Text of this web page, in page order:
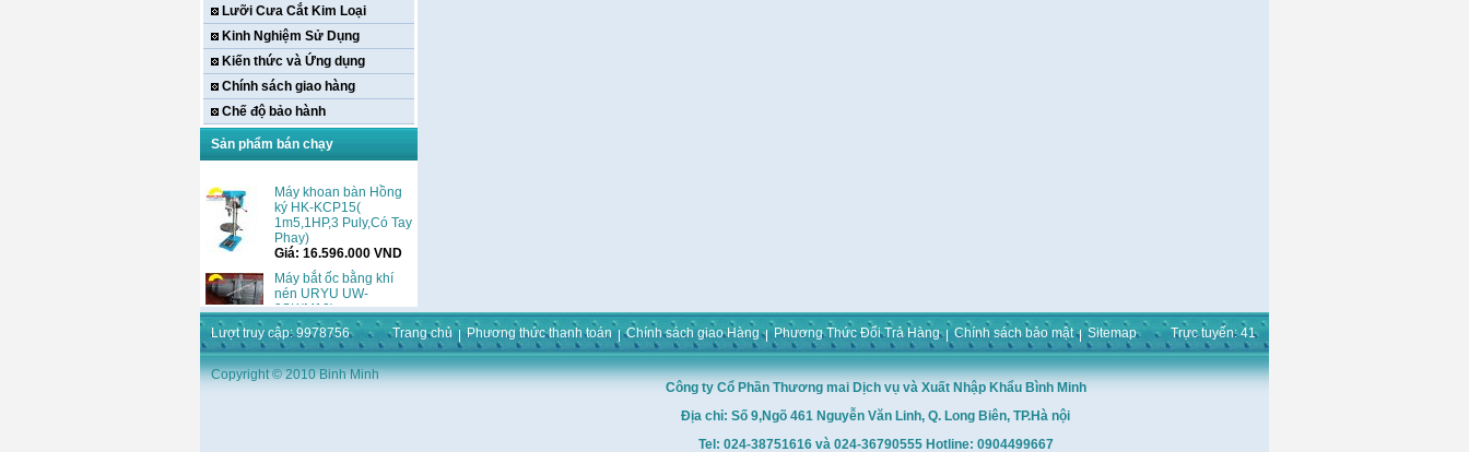
Lưỡi Cưa Cắt Kim Loại
Kinh Nghiệm Sử Dụng
Kiến thức và Ứng dụng
Chính sách giao hàng
Chế độ bảo hành
Sản phẩm bán chạy
Máy khoan bàn Hồng
ký HK-KCP15(
1m5,1HP,3 Puly,Có Tay
Phay)
Giá:16.596.000 VND
Máy bắt ốc bằng khí
nén URYU UW-
9SK(M10)
Giá:0VND
Máy duỗi sắt Hồng ký
HK–DSM114( 1HP,Ø8 -
Ø10)
Lượt truy cập: 9978756 Trang chủ Phương thức thanh toán Chính sách giao Hàng Phương Thức Đổi Trả Hàng Chính sách bảo mật Sitemap Trực tuyến: 41
Copyright © 2010 Binh Minh
Công ty Cổ Phần Thương mai Dịch vụ và Xuất Nhập Khẩu Bình Minh
Địa chỉ: Số 9,Ngõ 461 Nguyễn Văn Linh, Q. Long Biên, TP.Hà nội
Tel: 024-38751616 và 024-36790555 Hotline: 0904499667